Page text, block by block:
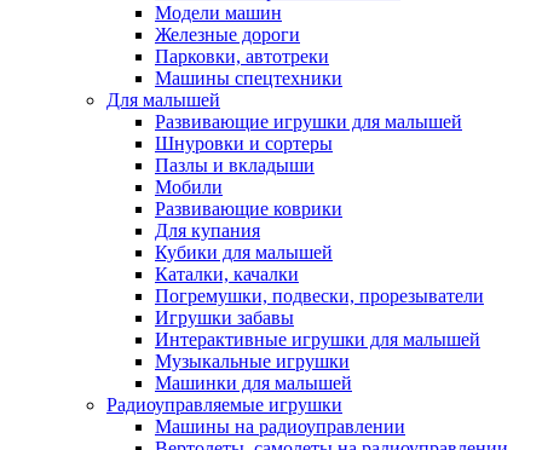
Модели машин
Железные дороги
Парковки, автотреки
Машины спецтехники
Для малышей
Развивающие игрушки для малышей
Шнуровки и сортеры
Пазлы и вкладыши
Мобили
Развивающие коврики
Для купания
Кубики для малышей
Каталки, качалки
Погремушки, подвески, прорезыватели
Игрушки забавы
Интерактивные игрушки для малышей
Музыкальные игрушки
Машинки для малышей
Радиоуправляемые игрушки
Машины на радиоуправлении